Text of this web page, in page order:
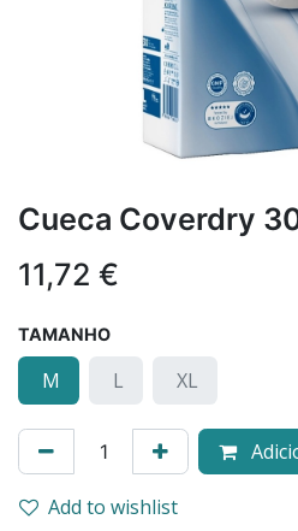
Cueca Coverdry
11,72 €
TAMANHO
M L XL
Add to wishlist